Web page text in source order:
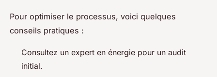
Pour optimiser le processus, voici quelques
conseils pratiques :
Consultez un expert en énergie pour un audit
initial.